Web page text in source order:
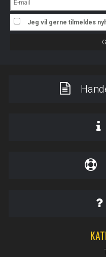
Jeg vil gerne tilmeldes